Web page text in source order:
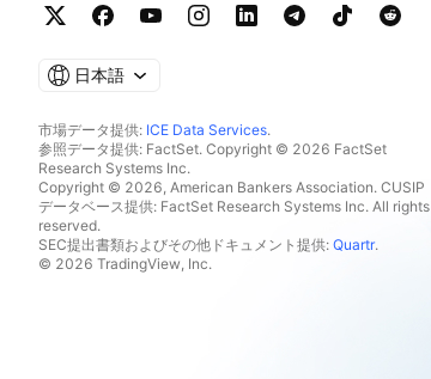
日本語
市場データ提供: ICE Data Services.
参照データ提供: FactSet. Copyright © 2026 FactSet
Research Systems Inc.
Copyright © 2026, American Bankers Association. CUSIP
データベース提供: FactSet Research Systems Inc. All rights
reserved.
SEC提出書類およびその他ドキュメント提供: Quartr.
© 2026 TradingView, Inc.